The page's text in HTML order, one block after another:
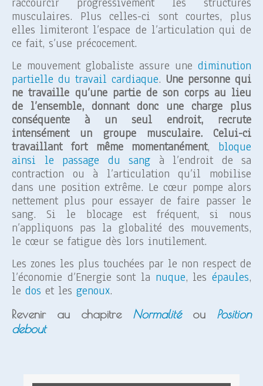
musculaires. Plus celles-ci sont courtes, plus
elles limiteront l’espace de l’articulation qui de
ce fait, s’use précocement.
Le mouvement globaliste assure une diminution
partielle du travail cardiaque. Une personne qui
ne travaille qu’une partie de son corps au lieu
de l’ensemble, donnant donc une charge plus
conséquente à un seul endroit, recrute
intensément un groupe musculaire. Celui-ci
travaillant fort même momentanément, bloque
ainsi le passage du sang à l’endroit de sa
contraction ou à l’articulation qu’il mobilise
dans une position extrême. Le cœur pompe alors
nettement plus pour essayer de faire passer le
sang. Si le blocage est fréquent, si nous
n’appliquons pas la globalité des mouvements,
le cœur se fatigue dès lors inutilement.
Les zones les plus touchées par le non respect de
l’économie d’Energie sont la nuque, lesépaules,
le dos et les genoux.
Revenir au chapitre Normalité ou Position
debout